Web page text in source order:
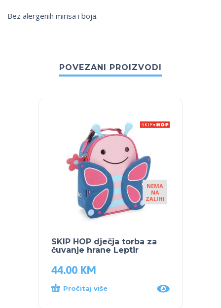
Bez alergenih mirisa i boja.
POVEZANI PROIZVODI
NEMA
NA
ZALIHI
SKIP HOP dječja torba za
čuvanje hrane Leptir
44.00 KM
Pročitaj više